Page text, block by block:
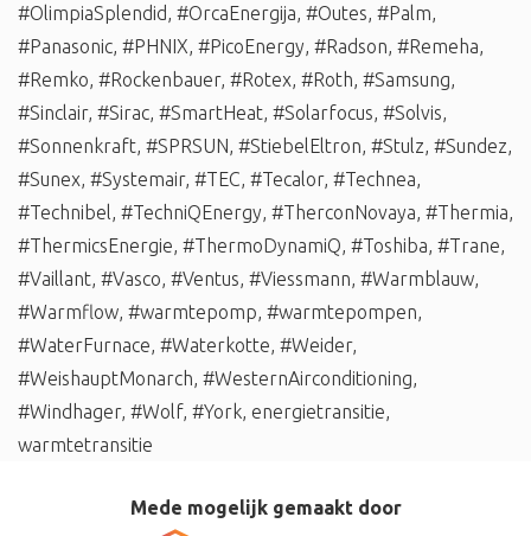
#OlimpiaSplendid, #OrcaEnergija, #Outes, #Palm,
#Panasonic, #PHNIX, #PicoEnergy, #Radson, #Remeha,
#Remko, #Rockenbauer, #Rotex, #Roth, #Samsung,
#Sinclair, #Sirac, #SmartHeat, #Solarfocus, #Solvis,
#Sonnenkraft, #SPRSUN, #StiebelEltron, #Stulz, #Sundez,
#Sunex, #Systemair, #TEC, #Tecalor, #Technea,
#Technibel, #TechniQEnergy, #TherconNovaya, #Thermia,
#ThermicsEnergie, #ThermoDynamiQ, #Toshiba, #Trane,
#Vaillant, #Vasco, #Ventus, #Viessmann, #Warmblauw,
#Warmflow, #warmtepomp, #warmtepompen,
#WaterFurnace, #Waterkotte, #Weider,
#WeishauptMonarch, #WesternAirconditioning,
#Windhager, #Wolf, #York, energietransitie,
warmtetransitie
Mede mogelijk gemaakt door